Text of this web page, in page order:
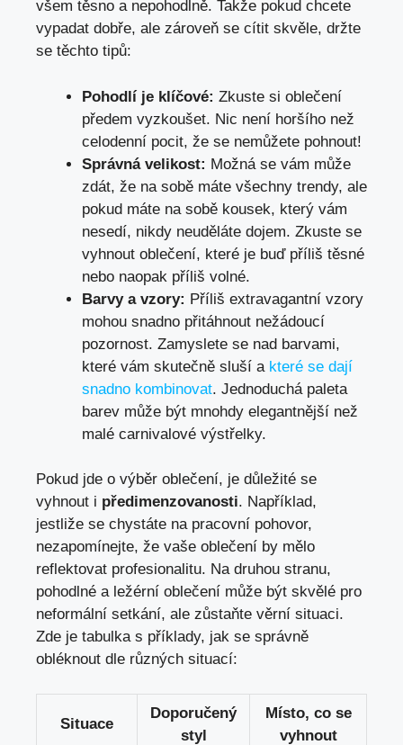
všem těsno a nepohodlně. Takže pokud chcete
vypadat dobře, ale zároveň se cítit skvěle, držte
se těchto tipů:
Pohodlí je klíčové: Zkuste si oblečení
předem vyzkoušet. Nic není horšího než
celodenní pocit, že se nemůžete pohnout!
Správná velikost: Možná se vám může
zdát, že na sobě máte všechny trendy, ale
pokud máte na sobě kousek, který vám
nesedí, nikdy neuděláte dojem. Zkuste se
vyhnout oblečení, které je buď příliš těsné
nebo naopak příliš volné.
Barvy a vzory: Příliš extravagantní vzory
mohou snadno přitáhnout nežádoucí
pozornost. Zamyslete se nad barvami,
které vám skutečně sluší a které se dají
snadno kombinovat. Jednoduchá paleta
barev může být mnohdy elegantnější než
malé carnivalové výstřelky.
Pokud jde o výběr oblečení, je důležité se
vyhnout i předimenzovanosti. Například,
jestliže se chystáte na pracovní pohovor,
nezapomínejte, že vaše oblečení by mělo
reflektovat profesionalitu. Na druhou stranu,
pohodlné a ležérní oblečení může být skvělé pro
neformální setkání, ale zůstaňte věrní situaci.
Zde je tabulka s příklady, jak se správně
obléknout dle různých situací:
Situace
Doporučený
styl
Místo, co se
vyhnout